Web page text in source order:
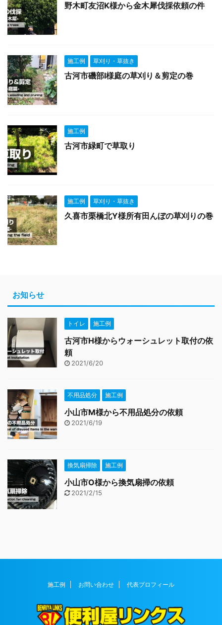
野木町友沼K様から金木犀伐採依頼の件
施工例 草刈り・草抜き
古河市磯部I様庭の草刈り＆剪定の巻
施工例
古河市緑町で草取り
施工例 草刈り・草抜き
久喜市栗橋北Y様所有田んぼの草刈りの巻
お知らせ
トイレ 施工例
古河市H様からウォーシュレット取付の依
頼
2021/6/20
不用品処分 施工例
小山市M様から不用品処分の依頼
2021/6/19
換気扇掃除 施工例
小山市O様から換気扇掃の依頼
2021/2/15
施工例 お問い合わせ 代表プロフィール